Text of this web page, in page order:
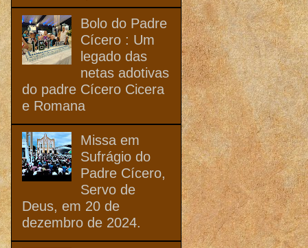
Bolo do Padre
Cícero : Um
legado das
netas adotivas
do padre Cícero Cicera
e Romana
Missa em
Sufrágio do
Padre Cícero,
Servo de
Deus, em 20 de
dezembro de 2024.